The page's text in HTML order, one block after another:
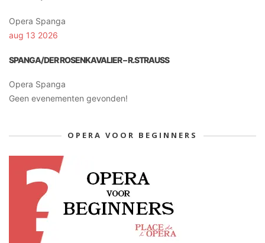
Opera Spanga
aug 13 2026
SPANGA/DER ROSENKAVALIER – R.STRAUSS
Opera Spanga
Geen evenementen gevonden!
OPERA VOOR BEGINNERS